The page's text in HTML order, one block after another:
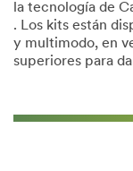
la tecnología de
. Los kits están
y multimodo, en
superiores para